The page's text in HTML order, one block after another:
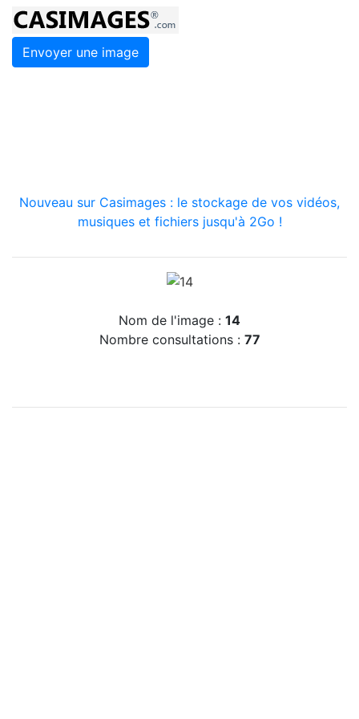
Envoyer une image
Nouveau sur Casimages : le stockage de vos vidéos,
musiques et fichiers jusqu'à 2Go !
Nom de l'image : 14
Nombre consultations : 77